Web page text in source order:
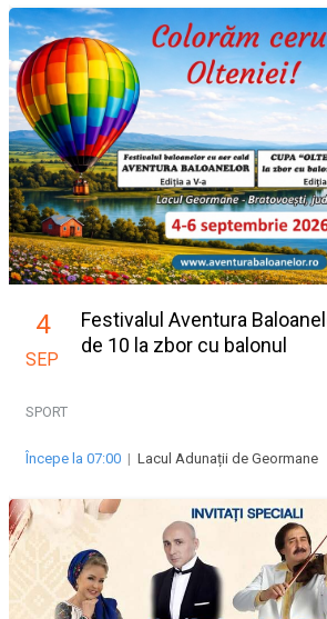
4
SEP
Festivalul Aventura
de 10 la zbor cu balonul
SPORT
Începe la 07:00 | Lacul Adunații de Geormane